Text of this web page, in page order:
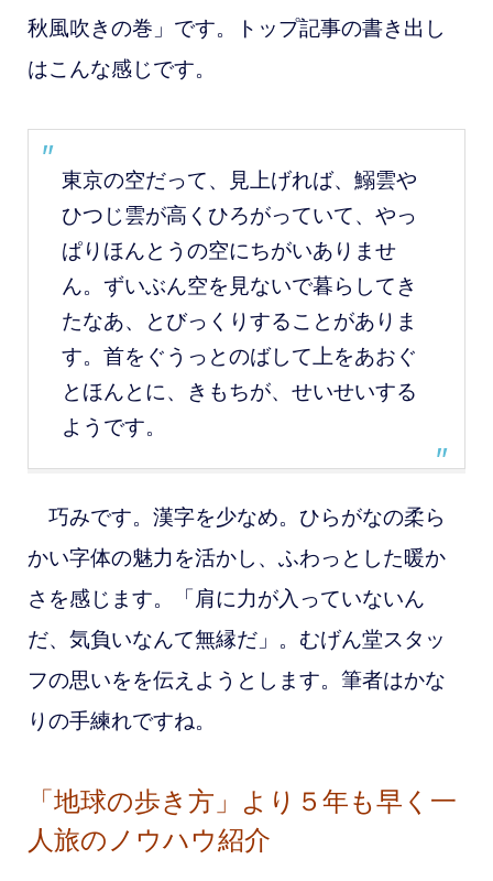
秋風吹きの巻」です。
トップ記事の書き出し
はこんな感じです。
東京の空だって、見上げれば、鰯雲や
ひつじ雲が高くひろがっていて、やっ
ぱりほんとうの空にちがいありませ
ん。ずいぶん空を見ないで暮らしてき
たなあ、とびっくりすることがありま
す。首をぐうっとのばして上をあおぐ
とほんとに、きもちが、せいせいする
ようです。
巧みです。漢字を少なめ。 ひらがなの柔ら
かい字体の魅力を活かし、ふわっとした暖か
さを感じます。「肩に力が入っていないん
だ、気負いなんて無縁だ」。むげん堂スタッ
フの思いをを伝えようとします。筆者はかな
りの手練れですね。
「地球の歩き方」より５年も早く一
人旅のノウハウ紹介